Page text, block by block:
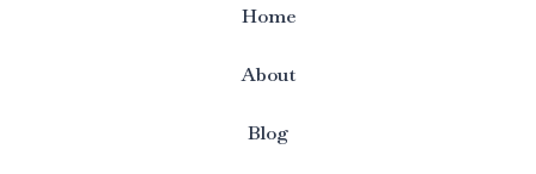
Home
About
Blog